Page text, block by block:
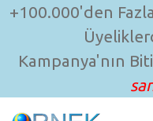
+100.000'den
Kampanya'nın